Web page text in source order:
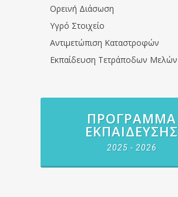
Ορεινή Διάσωση
Υγρό Στοιχείο
Αντιμετώπιση Καταστροφών
Εκπαίδευση Τετράποδων Μελών
ΠΡΌΓΡΑΜΜΑ
ΕΚΠΑΊΔΕΥΣΗΣ
2025 - 2026